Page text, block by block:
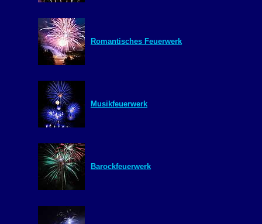
Romantisches Feuerwerk
Musikfeuerwerk
Barockfeuerwerk